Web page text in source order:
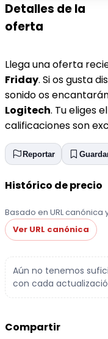
Detalles de la
oferta
Llega una oferta
Friday. Si os gusta
sonido os
Logitech. Tu eliges
calificaciones son
Reportar
Histórico de precio
Basado en URL
Ver URL canónica
Aún no tenemos
con cada
Compartir